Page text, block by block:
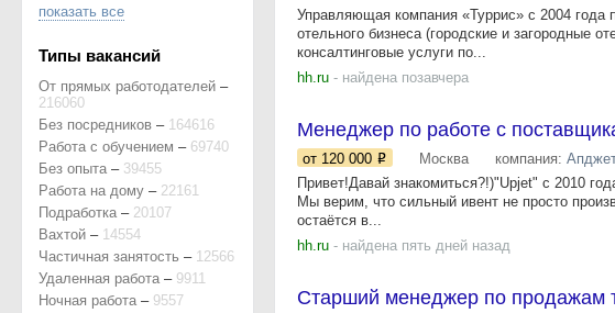
Управляющая компания «Туррис» с 2004 года
отельного бизнеса (городские и загородные
консалтинговые услуги по...
hh.ru - найдена позавчера
Менеджер по работе с
от 120 000 Москва компания:
Привет!Давай знакомиться?!)"Upjet" с 2010
Мы верим, что сильный ивент не просто
остаётся в...
hh.ru - найдена пять дней назад
Старший менеджер по продажам
показать все
Типы вакансий
От прямых работодателей –
216060
Без посредников – 164616
Работа с обучением – 69740
Без опыта – 39455
Работа на дому – 22161
Подработка – 20107
Вахтой – 14554
Частичная занятость – 12566
Удаленная работа – 9911
Ночная работа – 9557